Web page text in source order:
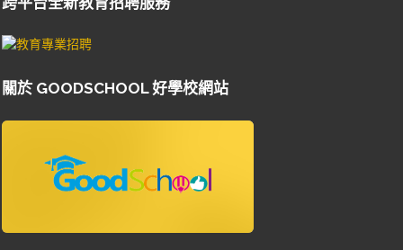
關於 GOODSCHOOL 好學校網站